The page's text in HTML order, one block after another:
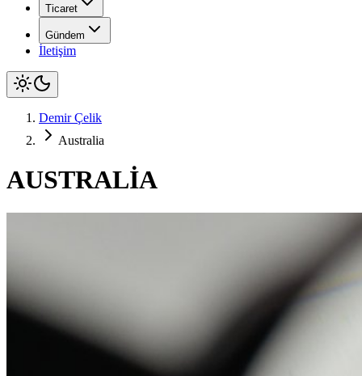
Ticaret
Gündem
İletişim
Demir Çelik
Australia
AUSTRALİA